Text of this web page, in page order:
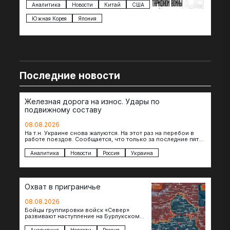
импорта из более 100 стран…
Аналитика Новости Китай США
Южная Корея Япония
Последние новости
Железная дорога на износ. Удары по
подвижному составу
08.08.2026
На т.н. Украине снова жалуются. На этот раз на перебои в
работе поездов. Сообщается, что только за последние пять
Аналитика Новости Россия Украина
Охват в приграничье
08.08.2026
Бойцы группировки войск «Север»
развивают наступление на Бурлукском